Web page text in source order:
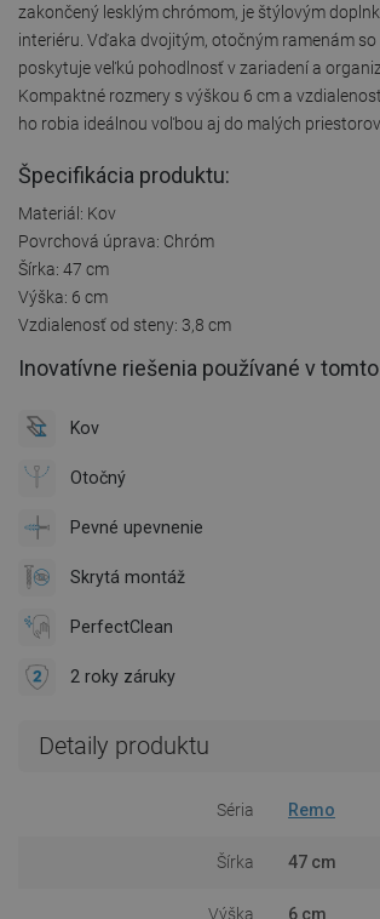
zakončený lesklým chrómom, je štýlovým
interiéru. Vďaka dvojitým, otočným ramenám
poskytuje veľkú pohodlnosť v zariadení a
Kompaktné rozmery s výškou 6 cm a
ho robia ideálnou voľbou aj do malých priestorov.
Špecifikácia produktu:
Materiál: Kov
Povrchová úprava: Chróm
Šírka: 47 cm
Výška: 6 cm
Vzdialenosť od steny: 3,8 cm
Inovatívne riešenia používané v
Kov
Otočný
Pevné upevnenie
Skrytá montáž
PerfectClean
2 roky záruky
Detaily produktu
Séria Remo
Šírka 47 cm
Výška 6 cm